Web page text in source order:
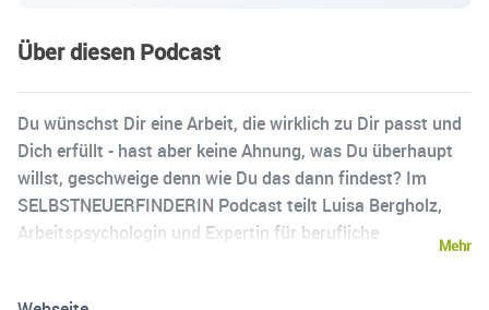
Über diesen Podcast
Du wünschst Dir eine Arbeit, die wirklich zu Dir passt und
Dich erfüllt - hast aber keine Ahnung, was Du überhaupt
willst, geschweige denn wie Du das dann findest? Im
SELBSTNEUERFINDERIN Podcast teilt Luisa Bergholz,
Arbeitspsychologin und Expertin für berufliche
Mehr